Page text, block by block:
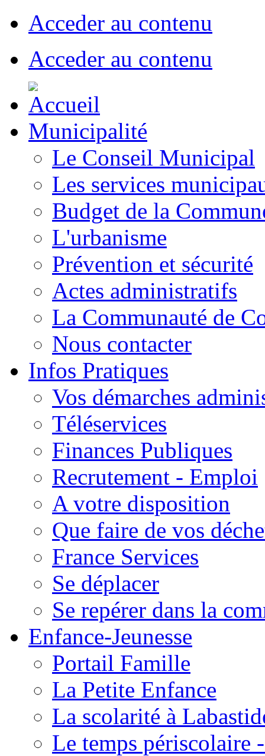
Acceder au contenu
Acceder au contenu
Municipalité
Le Conseil Municipal
Les services
Budget de la
L'urbanisme
Prévention et sécurité
Actes administratifs
La Communauté de
Nous contacter
Infos Pratiques
Vos démarches
Téléservices
Finances Publiques
Recrutement - Emploi
A votre disposition
Que faire de vos
France Services
Se déplacer
Se repérer dans la
Enfance-Jeunesse
Portail Famille
La Petite Enfance
La scolarité à
Le temps périscolaire